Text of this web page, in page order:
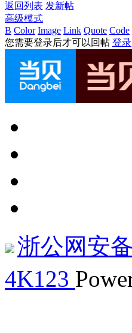
返回列表 发新帖
高级模式
B Color Image Link Quote Code
您需要登录后才可以回帖 登录
浙公网安
4K123